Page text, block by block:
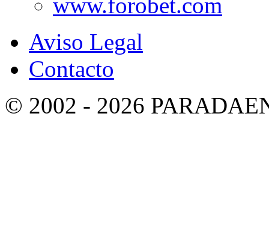
Aviso Legal
Contacto
© 2002 - 2026